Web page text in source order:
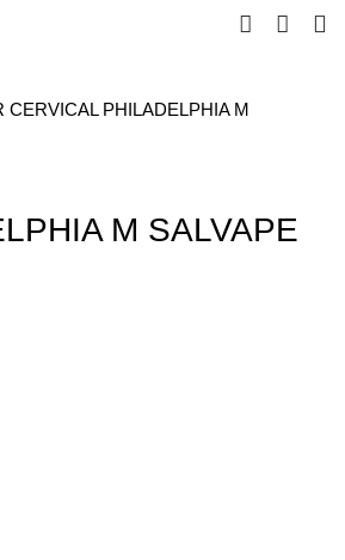
CERVICAL PHILADELPHIA M
M SALVAPE